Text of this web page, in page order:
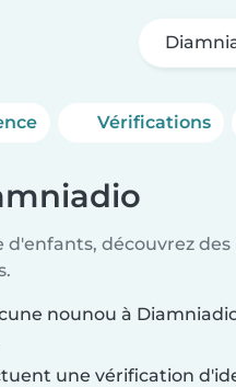
Vérifications
découvrez des
nounou à
une vérification